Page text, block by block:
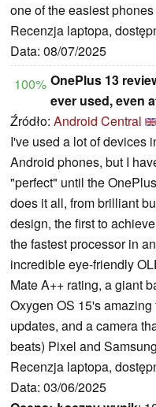
one of the easiest
Recenzja laptopa,
Data: 08/07/2025
100% OnePlus 13
ever used, even
Źródło: Android Central
I've used a lot of devices
Android phones, but I
"perfect" until the
does it all, from brilliant
design, the first to
the fastest processor in
incredible eye-friendly
Mate A++ rating, a giant
Oxygen OS 15's
updates, and a camera
beats) Pixel and
Recenzja laptopa,
Data: 03/06/2025